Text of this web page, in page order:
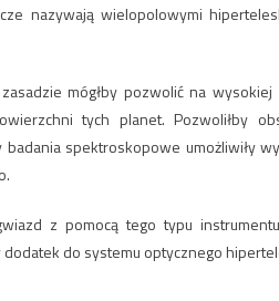
nazywają wielopolowymi
mógłby pozwolić na
tych planet. Pozwoliłby
badania spektroskopowe umożliwiły
z pomocą tego typu
do systemu optycznego